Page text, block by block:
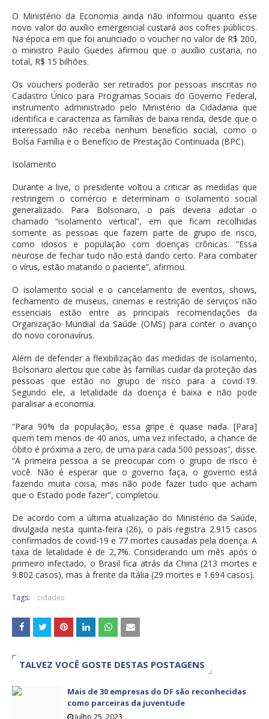
O Ministério da Economia ainda não informou quanto esse
novo valor do auxílio emergencial custará aos cofres públicos.
Na época em que foi anunciado o voucher no valor de R$ 200,
o ministro Paulo Guedes afirmou que o auxílio custaria, no
total, R$ 15 bilhões.
Os vouchers poderão ser retirados por pessoas inscritas no
Cadastro Único para Programas Sociais do Governo Federal,
instrumento administrado pelo Ministério da Cidadania que
identifica e caracteriza as famílias de baixa renda, desde que o
interessado não receba nenhum benefício social, como o
Bolsa Família e o Benefício de Prestação Continuada (BPC).
Isolamento
Durante a live, o presidente voltou a criticar as medidas que
restringem o comércio e determinam o isolamento social
generalizado. Para Bolsonaro, o país deveria adotar o
chamado “isolamento vertical”, em que ficam recolhidas
somente as pessoas que fazem parte de grupo de risco,
como idosos e população com doenças crônicas. “Essa
neurose de fechar tudo não está dando certo. Para combater
o vírus, estão matando o paciente”, afirmou.
O isolamento social e o cancelamento de eventos, shows,
fechamento de museus, cinemas e restrição de serviços não
essenciais estão entre as principais recomendações da
Organização Mundial da Saúde (OMS) para conter o avanço
do novo coronavírus.
Além de defender a flexibilização das medidas de isolamento,
Bolsonaro alertou que cabe às famílias cuidar da proteção das
pessoas que estão no grupo de risco para a covid-19.
Segundo ele, a letalidade da doença é baixa e não pode
paralisar a economia.
“Para 90% da população, essa gripe é quase nada. [Para]
quem tem menos de 40 anos, uma vez infectado, a chance de
óbito é próxima a zero, de uma para cada 500 pessoas”, disse.
“A primeira pessoa a se preocupar com o grupo de risco é
você. Não é esperar que o governo faça, o governo está
fazendo muita coisa, mas não pode fazer tudo que acham
que o Estado pode fazer”, completou.
De acordo com a última atualização do Ministério da Saúde,
divulgada nesta quinta-feira (26), o país registra 2.915 casos
confirmados de covid-19 e 77 mortes causadas pela doença. A
taxa de letalidade é de 2,7%. Considerando um mês após o
primeiro infectado, o Brasil fica atrás da China (213 mortes e
9.802 casos), mas à frente da Itália (29 mortes e 1.694 casos).
Tags: cidades
TALVEZ VOCÊ GOSTE DESTAS POSTAGENS
Mais de 30 empresas do DF são reconhecidas
como parceiras da juventude